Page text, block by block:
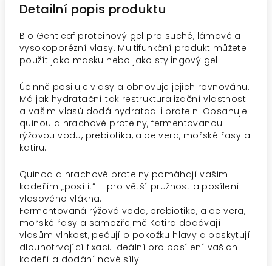
Detailní popis produktu
Bio Gentleaf proteinový gel pro suché, lámavé a
vysokoporézní vlasy. Multifunkční produkt můžete
použít jako masku nebo jako stylingový gel.
Účinně posiluje vlasy a obnovuje jejich rovnováhu.
Má jak hydratační tak restrukturalizační vlastnosti
a vašim vlasů dodá hydrataci i protein. Obsahuje
quinou a hrachové proteiny, fermentovanou
rýžovou vodu, prebiotika, aloe vera, mořské řasy a
katiru.
Quinoa a hrachové proteiny pomáhají vašim
kadeřím „posílit“ – pro větší pružnost a posílení
vlasového vlákna.
Fermentovaná rýžová voda, prebiotika, aloe vera,
mořské řasy a samozřejmě Katira dodávají
vlasům vlhkost, pečují o pokožku hlavy a poskytují
dlouhotrvající fixaci. Ideální pro posílení vašich
kadeří a dodání nové síly.